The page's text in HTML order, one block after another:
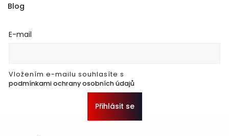
Blog
E-mail
Vložením e-mailu souhlasíte s
podmínkami ochrany osobních údajů
Přihlásit se